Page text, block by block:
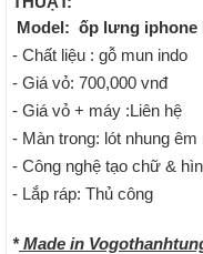
Model: ốp lưng iphone
- Chất liệu : gỗ mun indo
- Giá vỏ: 700,000 vnđ
- Giá vỏ + máy :Liên hệ
- Màn trong: lót nhung êm
- Công nghệ tạo chữ &
- Lắp ráp: Thủ công
*Made in